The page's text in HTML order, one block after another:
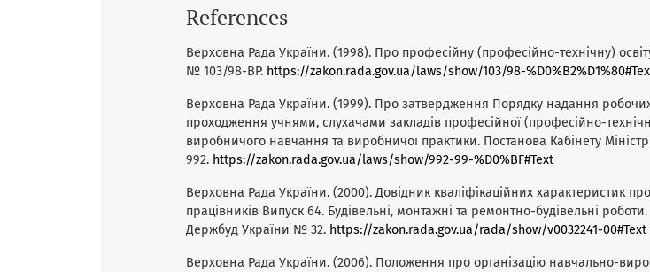
References
Верховна Рада України. (1998). Про професійну (професійно-технічну)
№ 103/98-ВР. https://zakon.rada.gov.ua/laws/show/103/98-
Верховна Рада України. (1999). Про затвердження Порядку надання
проходження учнями, слухачами закладів професійної (професійно-
виробничого навчання та виробничої практики. Постанова Кабінету
992. https://zakon.rada.gov.ua/laws/show/992-99-%D0%BF#Text
Верховна Рада України. (2000). Довідник кваліфікаційних характеристик
працівників Випуск 64. Будівельні, монтажні та ремонтно-будівельні
Держбуд України № 32. https://zakon.rada.gov.ua/rada/show/v0032241-00#Text
Верховна Рада України. (2006). Положення про організацію навчально-